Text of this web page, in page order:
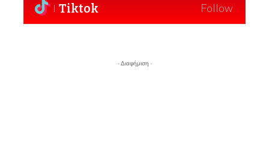
Tiktok Follow
- Διαφήμιση -